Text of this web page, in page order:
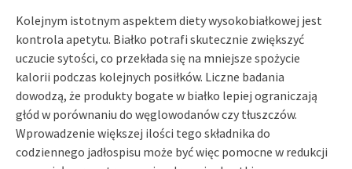
Kolejnym istotnym aspektem diety wysokobiałkowej jest
kontrola apetytu. Białko potrafi skutecznie zwiększyć
uczucie sytości, co przekłada się na mniejsze spożycie
kalorii podczas kolejnych posiłków. Liczne badania
dowodzą, że produkty bogate w białko lepiej ograniczają
głód w porównaniu do węglowodanów czy tłuszczów.
Wprowadzenie większej ilości tego składnika do
codziennego jadłospisu może być więc pomocne w redukcji